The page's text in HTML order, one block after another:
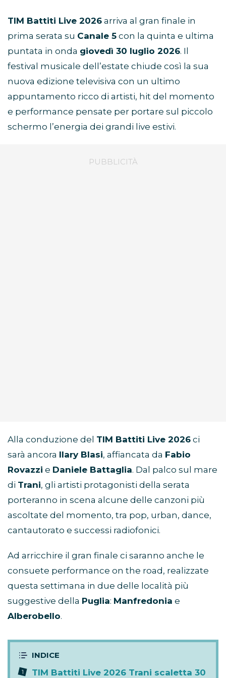
TIM Battiti Live 2026 arriva al gran finale in
prima serata su Canale 5 con la quinta e ultima
puntata in onda giovedì 30 luglio 2026. Il
festival musicale dell’estate chiude così la sua
nuova edizione televisiva con un ultimo
appuntamento ricco di artisti, hit del momento
e performance pensate per portare sul piccolo
schermo l’energia dei grandi live estivi.
Alla conduzione del TIM Battiti Live 2026 ci
sarà ancora Ilary Blasi, affiancata da Fabio
Rovazzi e Daniele Battaglia. Dal palco sul mare
di Trani, gli artisti protagonisti della serata
porteranno in scena alcune delle canzoni più
ascoltate del momento, tra pop, urban, dance,
cantautorato e successi radiofonici.
Ad arricchire il gran finale ci saranno anche le
consuete performance on the road, realizzate
questa settimana in due delle località più
suggestive della Puglia: Manfredonia e
Alberobello.
TIM Battiti Live 2026 Trani scaletta 30